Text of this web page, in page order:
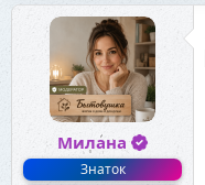
е
ч
а
л
а
Милана
Знаток